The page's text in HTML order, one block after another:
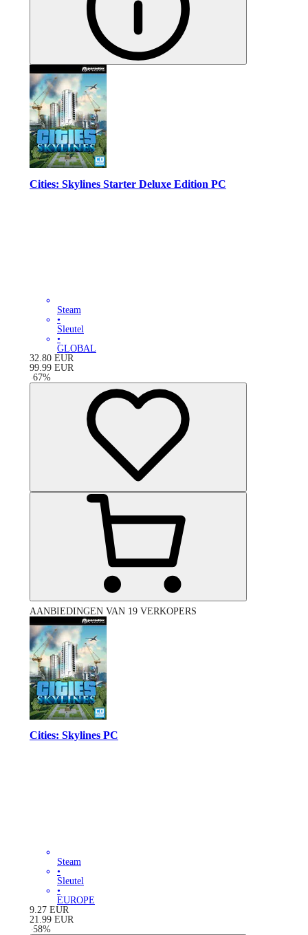
Cities: Skylines Starter Deluxe Edition PC
Steam
•
Sleutel
•
GLOBAL
32.80 EUR
99.99 EUR
-67%
AANBIEDINGEN VAN 19 VERKOPERS
Cities: Skylines PC
Steam
•
Sleutel
•
EUROPE
9.27 EUR
21.99 EUR
-58%